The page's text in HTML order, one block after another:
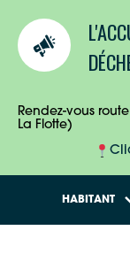
Rendez-vous
La Flotte)
HABITANT
ENTREPRISES